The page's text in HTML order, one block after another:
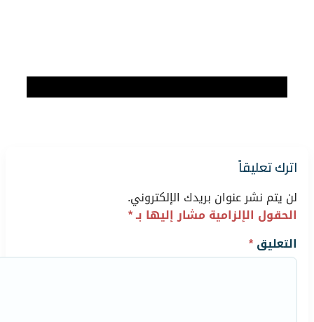
اترك تعليقاً
لن يتم نشر عنوان بريدك الإلكتروني.
الحقول الإلزامية مشار إليها بـ*
التعليق*